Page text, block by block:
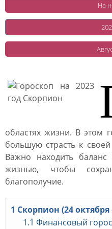
На
областях жизни. В этом
большую страсть к
Важно находить
жизнью, чтобы
благополучие.
1 Скорпион (24
1.1 Финансовый